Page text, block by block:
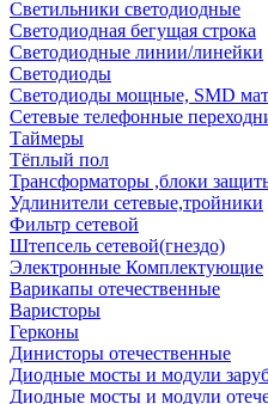
Светильники светодиодные
Светодиодная бегущая строка
Светодиодные линии/линейки
Светодиоды
Светодиоды мощные, SMD
Сетевые телефонные
Таймеры
Тёплый пол
Трансформаторы ,блоки
Удлинители сетевые,тройники
Фильтр сетевой
Штепсель сетевой(гнездо)
Электронные Комплектующие
Варикапы отечественные
Варисторы
Герконы
Динисторы отечественные
Диодные мосты и модули
Диодные мосты и модули